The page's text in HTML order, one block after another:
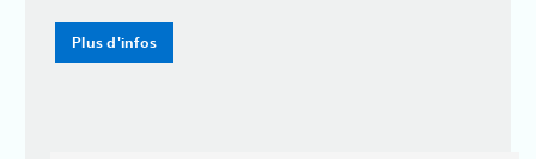
Plus d'infos